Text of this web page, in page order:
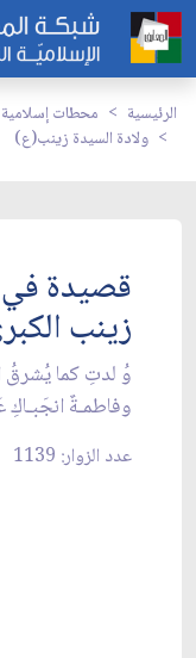
الرئيسية محطات إسلامية
ولادة السيدة زينب(ع)
قصيدة في
زينب
وُ لدتِ كما يُشرقُ
وفاطمـةٌ
عدد الزوار: 1139